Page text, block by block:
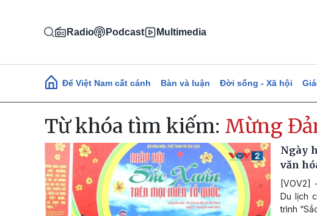
Radio Podcast Multimedia
Main navigation
Để Việt Nam cất cánh Bàn và luận Đời sống - Xã hội
Từ khóa tìm kiếm: Mừng
Ngày
văn
[VOV2]
Du lịch
trình